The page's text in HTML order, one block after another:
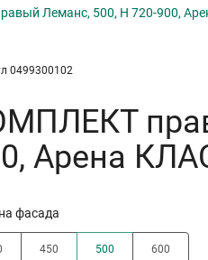
Леманс, 500, H 720-900,
0499300102
Арена
фасада
450 500 600